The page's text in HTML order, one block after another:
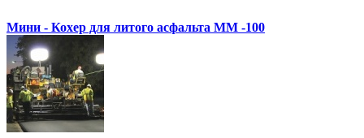
Мини - Кохер для литого асфальта MM -100